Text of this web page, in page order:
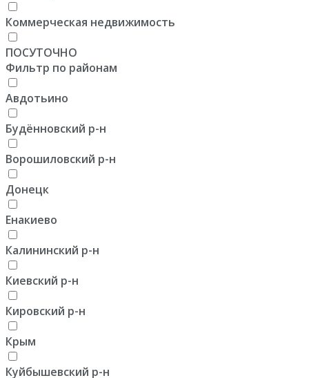
Коммерческая недвижимость
ПОСУТОЧНО
Фильтр по районам
Авдотьино
Будённовский р-н
Ворошиловский р-н
Донецк
Енакиево
Калининский р-н
Киевский р-н
Кировский р-н
Крым
Куйбышевский р-н